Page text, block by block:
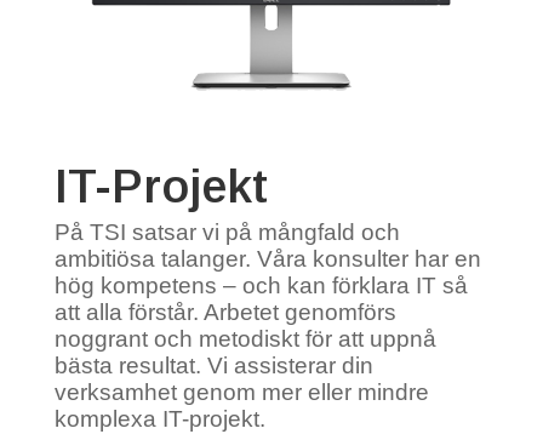
IT-Projekt
På TSI satsar vi på mångfald och
ambitiösa talanger. Våra konsulter har en
hög kompetens – och kan förklara IT så
att alla förstår. Arbetet genomförs
noggrant och metodiskt för att uppnå
bästa resultat. Vi assisterar din
verksamhet genom mer eller mindre
komplexa IT-projekt.